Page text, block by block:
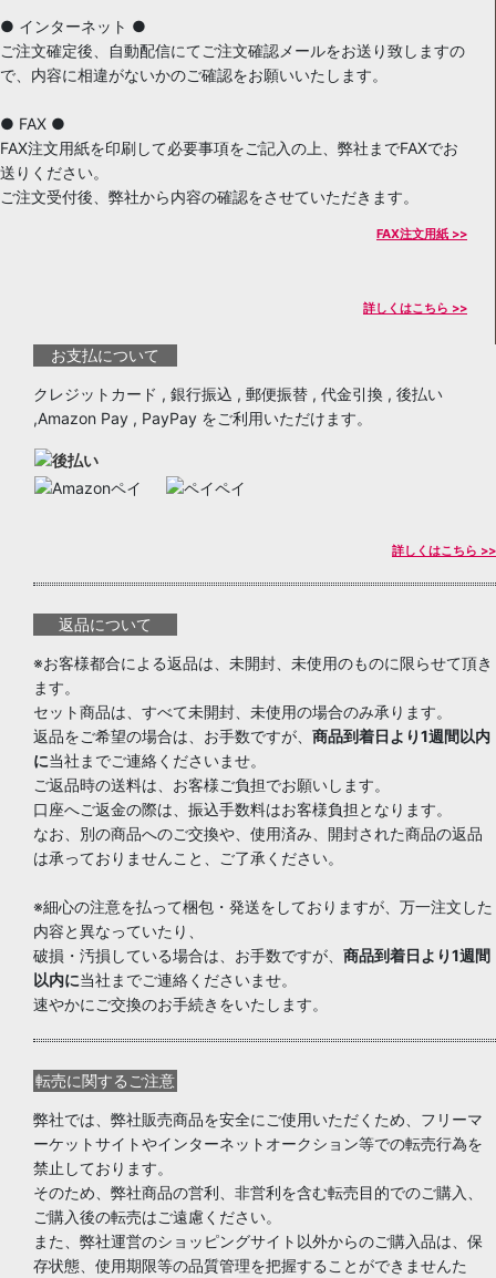
● インターネット ●
ご注文確定後、自動配信にてご注文確認メールをお送り致しますの
で、内容に相違がないかのご確認をお願いいたします。
● FAX ●
FAX注文用紙を印刷して必要事項をご記入の上、弊社までFAXでお
送りください。
ご注文受付後、弊社から内容の確認をさせていただきます。
FAX注文用紙 >>
詳しくはこちら >>
お支払について
クレジットカード , 銀行振込 , 郵便振替 , 代金引換 , 後払い
,Amazon Pay , PayPay をご利用いただけます。
詳しくはこちら >>
返品について
※お客様都合による返品は、未開封、未使用のものに限らせて頂き
ます。
セット商品は、すべて未開封、未使用の場合のみ承ります。
返品をご希望の場合は、お手数ですが、 商品到着日より1週間以内
に当社までご連絡くださいませ。
ご返品時の送料は、お客様ご負担でお願いします。
口座へご返金の際は、振込手数料はお客様負担となります。
なお、別の商品へのご交換や、使用済み、開封された商品の返品
は承っておりませんこと、ご了承ください。
※細心の注意を払って梱包・発送をしておりますが、万一注文した
内容と異なっていたり、
破損・汚損している場合は、お手数ですが、 商品到着日より1週間
以内に当社までご連絡くださいませ。
速やかにご交換のお手続きをいたします。
転売に関するご注意
弊社では、弊社販売商品を安全にご使用いただくため、フリーマ
ーケットサイトやインターネットオークション等での転売行為を
禁止しております。
そのため、弊社商品の営利、非営利を含む転売目的でのご購入、
ご購入後の転売はご遠慮ください。
また、弊社運営のショッピングサイト以外からのご購入品は、保
存状態、使用期限等の品質管理を把握することができませんた